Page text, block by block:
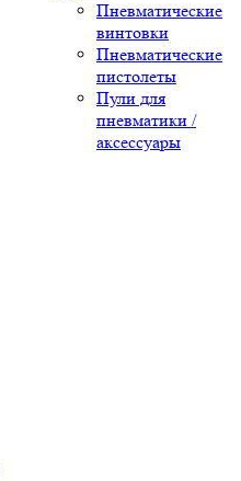
Пневматические
винтовки
Пневматические
пистолеты
Пули для
пневматики /
аксессуары